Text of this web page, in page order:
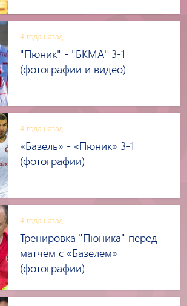
4 года назад
"Пюник" - "БКМА" 3-1
(фотографии и видео)
4 года назад
«Базель» - «Пюник» 3-1
(фотографии)
4 года назад
Тренировка "Пюника" перед
матчем с «Базелем»
(фотографии)